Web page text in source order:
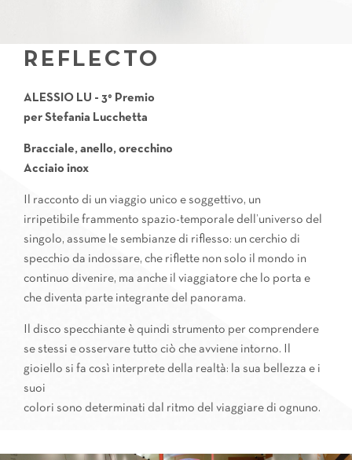
REFLECTO
ALESSIO LU - 3° Premio
per Stefania Lucchetta
Bracciale, anello, orecchino
Acciaio inox
Il racconto di un viaggio unico e soggettivo, un
irripetibile frammento spazio-temporale dell’universo del
singolo, assume le sembianze di riflesso: un cerchio di
specchio da indossare, che riflette non solo il mondo in
continuo divenire, ma anche il viaggiatore che lo porta e
che diventa parte integrante del panorama.
Il disco specchiante è quindi strumento per comprendere
se stessi e osservare tutto ciò che avviene intorno. Il
gioiello si fa così interprete della realtà: la sua bellezza e i
suoi
colori sono determinati dal ritmo del viaggiare di ognuno.